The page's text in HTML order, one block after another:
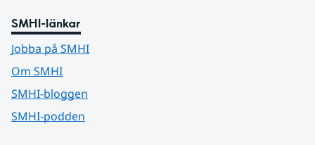
SMHI-länkar
Jobba på SMHI
Om SMHI
SMHI-bloggen
SMHI-podden